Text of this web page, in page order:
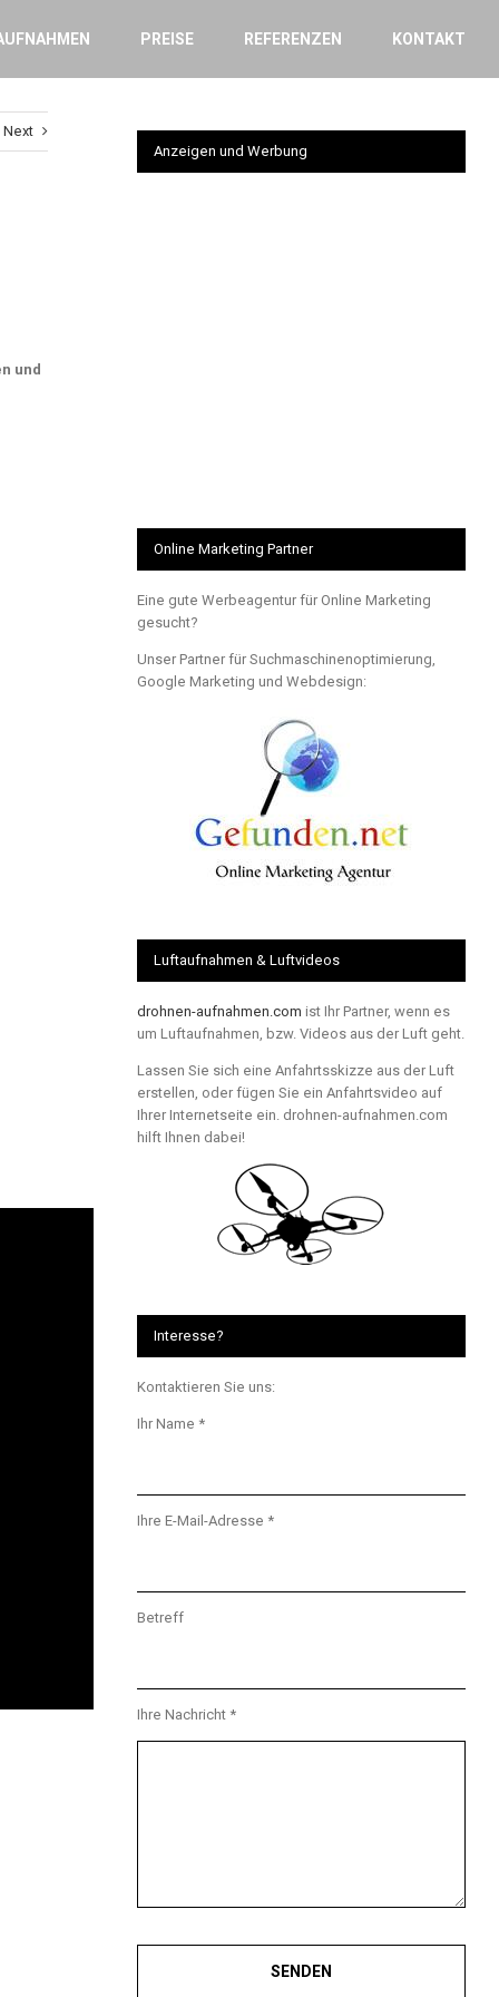
PREISE REFERENZEN KONTAKT
Next
und
Anzeigen und Werbung
Online Marketing Partner
Eine gute Werbeagentur für Online Marketing
gesucht?
Unser Partner für Suchmaschinenoptimierung,
Google Marketing und Webdesign:
Luftaufnahmen & Luftvideos
drohnen-aufnahmen.com ist Ihr Partner, wenn es
um Luftaufnahmen, bzw. Videos aus der Luft geht.
Lassen Sie sich eine Anfahrtsskizze aus der Luft
erstellen, oder fügen Sie ein Anfahrtsvideo auf
Ihrer Internetseite ein. drohnen-aufnahmen.com
hilft Ihnen dabei!
Interesse?
Kontaktieren Sie uns:
Ihr Name *
Ihre E-Mail-Adresse *
Betreff
Ihre Nachricht *